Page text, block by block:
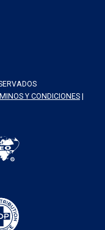
Y CONDICIONES |